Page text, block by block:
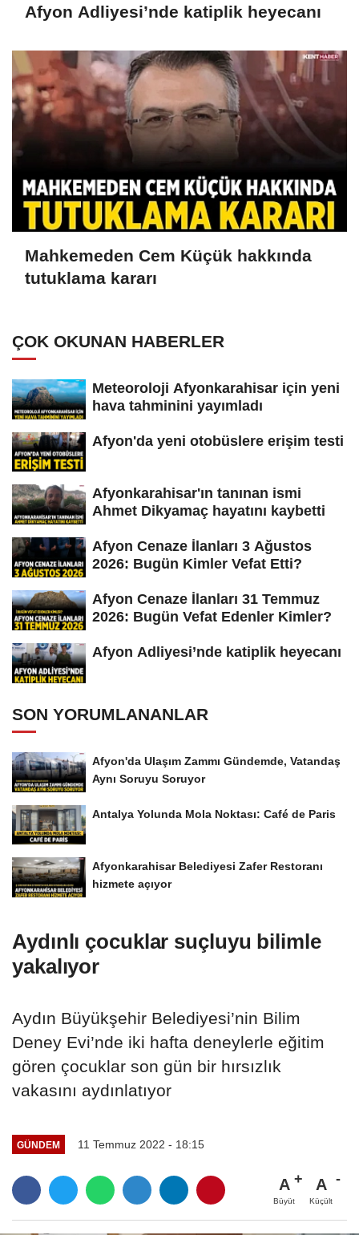
Afyon Adliyesi’nde katiplik heyecanı
Mahkemeden Cem Küçük hakkında
tutuklama kararı
ÇOK OKUNAN HABERLER
Meteoroloji Afyonkarahisar için yeni
hava tahminini yayımladı
Afyon'da yeni otobüslere erişim testi
Afyonkarahisar'ın tanınan ismi
Ahmet Dikyamaç hayatını kaybetti
Afyon Cenaze İlanları 3 Ağustos
2026: Bugün Kimler Vefat Etti?
Afyon Cenaze İlanları 31 Temmuz
2026: Bugün Vefat Edenler Kimler?
Afyon Adliyesi’nde katiplik heyecanı
SON YORUMLANANLAR
Afyon'da Ulaşım Zammı Gündemde, Vatandaş
Aynı Soruyu Soruyor
Antalya Yolunda Mola Noktası: Café de Paris
Afyonkarahisar Belediyesi Zafer Restoranı
hizmete açıyor
Aydınlı çocuklar suçluyu bilimle
yakalıyor
Aydın Büyükşehir Belediyesi’nin Bilim
Deney Evi’nde iki hafta deneylerle eğitim
gören çocuklar son gün bir hırsızlık
vakasını aydınlatıyor
GÜNDEM 11 Temmuz 2022 - 18:15
A
Büyüt
A
Küçült